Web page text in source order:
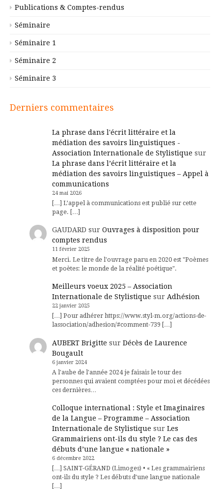
Publications & Comptes-rendus
Séminaire
Séminaire 1
Séminaire 2
Séminaire 3
Derniers commentaires
La phrase dans l'écrit littéraire et la
médiation des savoirs linguistiques -
Association Internationale de Stylistique sur
La phrase dans l’écrit littéraire et la
médiation des savoirs linguistiques – Appel à
communications
24 mai 2026
[…] L’appel à communications est publié sur cette
page. […]
GAUDARD sur Ouvrages à disposition pour
comptes rendus
11 février 2025
Merci. Le titre de l'ouvrage paru en 2020 est "Poèmes
et poètes: le monde de la réalité poétique".
Meilleurs voeux 2025 – Association
Internationale de Stylistique sur Adhésion
22 janvier 2025
[…] Pour adhérer https://www.styl-m.org/actions-de-
lassociation/adhesion/#comment-739 […]
AUBERT Brigitte sur Décès de Laurence
Bougault
6 janvier 2024
A l'aube de l'année 2024 je faisais le tour des
personnes qui avaient comptées pour moi et décédées
ces dernières…
Colloque international : Style et Imaginaires
de la Langue – Programme – Association
Internationale de Stylistique sur Les
Grammairiens ont-ils du style ? Le cas des
débuts d’une langue « nationale »
6 décembre 2022
[…] SAINT-GÉRAND (Limoges) • « Les grammairiens
ont-ils du style ? Les débuts d’une langue nationale
[…]